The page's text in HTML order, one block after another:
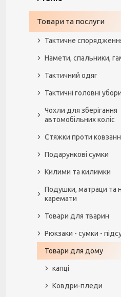
Товари та послуги
Тактичне
Намети, спальники,
Тактичний одяг
Тактичні головні убори
Чохли для зберігання
автомобільних коліс
Стяжки проти
Подарункові сумки
Килими та килимки
Подушки, матраци та
каремати
Товари для тварин
Рюкзаки - сумки -
Товари для дому
капці
Ковдри-пледи